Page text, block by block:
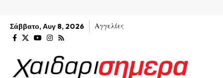
Σάββατο, Αυγ 8, 2026 Αγγελίες